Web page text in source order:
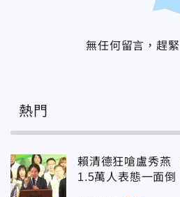
無任何留言，趕緊
熱門
賴清德狂嗆盧秀燕
1.5萬人表態一面倒